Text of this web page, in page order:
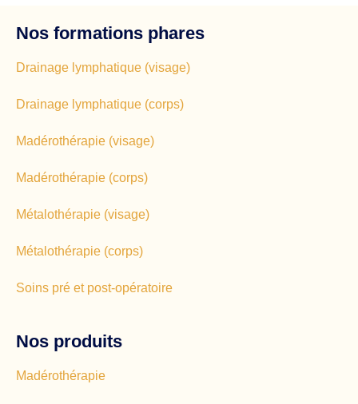
Nos formations phares
Drainage lymphatique (visage)
Drainage lymphatique (corps)
Madérothérapie (visage)
Madérothérapie (corps)
Métalothérapie (visage)
Métalothérapie (corps)
Soins pré et post-opératoire
Nos produits
Madérothérapie